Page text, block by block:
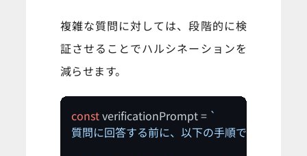
複雑な質問に対しては、段階的に検
証させることでハルシネーションを
減らせます。
const verificationPrompt = `
質問に回答する前に、以下の手順で検証してく